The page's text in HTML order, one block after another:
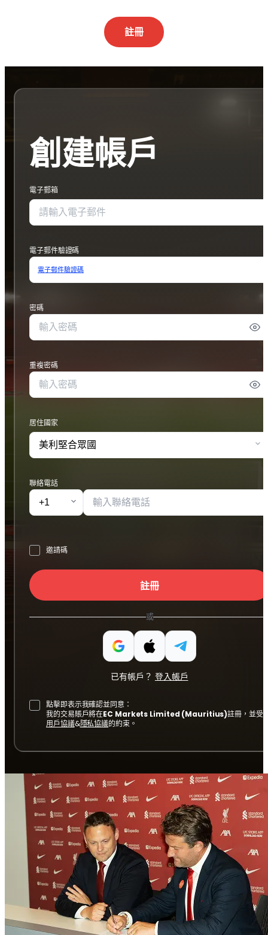
註冊
創建帳戶
電子郵箱
電子郵件驗證碼
電子郵件驗證碼
密碼
重複密碼
居住國家
聯絡電話
邀請碼
註冊
或
已有帳戶？ 登入帳戶
點擊即表示我確認並同意：
我的交易賬戶將在EC Markets Limited (Mauritius)註冊，並受
用戶協議&隱私協議的約束。